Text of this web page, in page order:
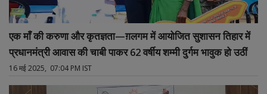
एक माँ की करुणा और कृतज्ञता—ग़लगम में आयोजित सुशासन तिहार में
प्रधानमंत्री आवास की चाबी पाकर 62 वर्षीय शम्मी दुर्गम भावुक हो उठीं
16 मई 2025, 07:04 PM IST